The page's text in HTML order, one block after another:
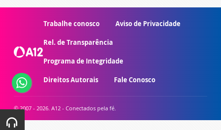
Trabalhe conosco Aviso de Privacidade
Rel. de Transparência
Programa de Integridade
Direitos Autorais Fale Conosco
© 2007 - 2026. A12 - Conectados pela fé.